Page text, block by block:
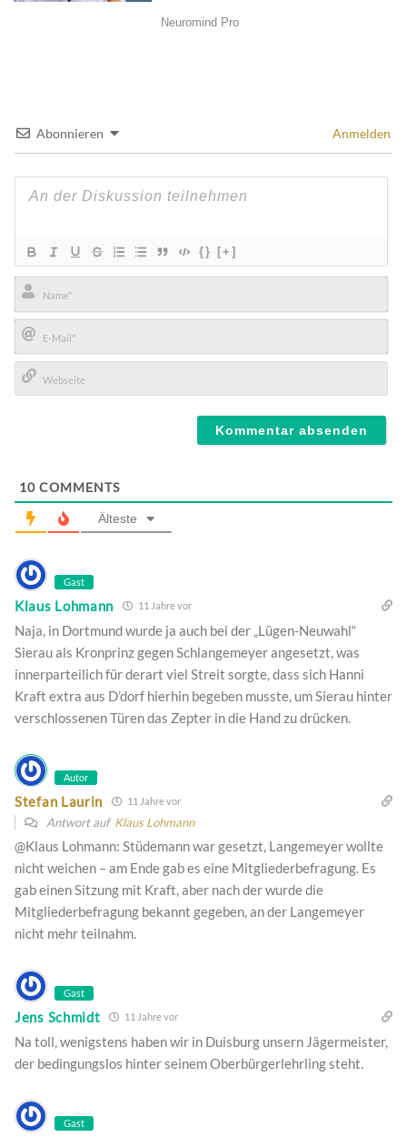
Abonnieren Anmelden
{} [+]
Name*
E-
Mail*
10 COMMENTS
Älteste
Gast
Klaus Lohmann 11 Jahre vor
Naja, in Dortmund wurde ja auch bei der „Lügen-Neuwahl“
Sierau als Kronprinz gegen Schlangemeyer angesetzt, was
innerparteilich für derart viel Streit sorgte, dass sich Hanni
Kraft extra aus D’dorf hierhin begeben musste, um Sierau hinter
verschlossenen Türen das Zepter in die Hand zu drücken.
Autor
Stefan Laurin 11 Jahre vor
Antwort auf Klaus Lohmann
@Klaus Lohmann: Stüdemann war gesetzt, Langemeyer wollte
nicht weichen – am Ende gab es eine Mitgliederbefragung. Es
gab einen Sitzung mit Kraft, aber nach der wurde die
Mitgliederbefragung bekannt gegeben, an der Langemeyer
nicht mehr teilnahm.
Gast
Jens Schmidt 11 Jahre vor
Na toll, wenigstens haben wir in Duisburg unsern Jägermeister,
der bedingungslos hinter seinem Oberbürgerlehrling steht.
Gast